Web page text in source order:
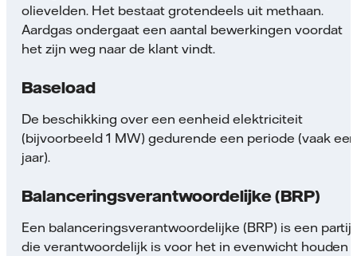
olievelden. Het bestaat grotendeels uit methaan.
Aardgas ondergaat een aantal bewerkingen voordat
het zijn weg naar de klant vindt.
Baseload
De beschikking over een eenheid elektriciteit
(bijvoorbeeld 1 MW) gedurende een periode (vaak een
jaar).
Balanceringsverantwoordelijke (BRP)
Een balanceringsverantwoordelijke (BRP) is een partij
die verantwoordelijk is voor het in evenwicht houden